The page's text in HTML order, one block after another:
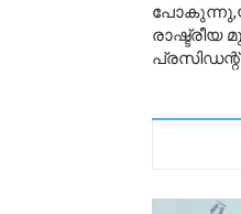
രാഷ്ട്രീയ